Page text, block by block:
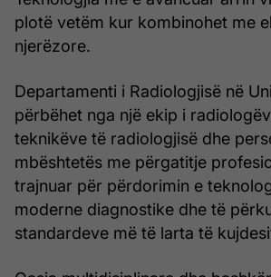
plotë vetëm kur kombinohet me
njerëzore.
Departamenti i Radiologjisë në
përbëhet nga një ekip i
teknikëve të radiologjisë dhe
mbështetës me përgatitje
trajnuar për përdorimin e
moderne diagnostike dhe të
standardeve më të larta të